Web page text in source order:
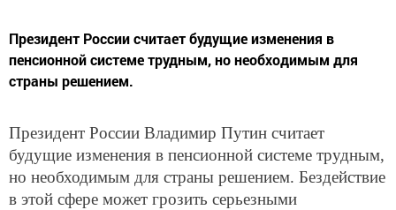
Президент России считает будущие изменения в
пенсионной системе трудным, но необходимым для
страны решением.
Президент России Владимир Путин считает
будущие изменения в пенсионной системе трудным,
но необходимым для страны решением. Бездействие
в этой сфере может грозить серьезными